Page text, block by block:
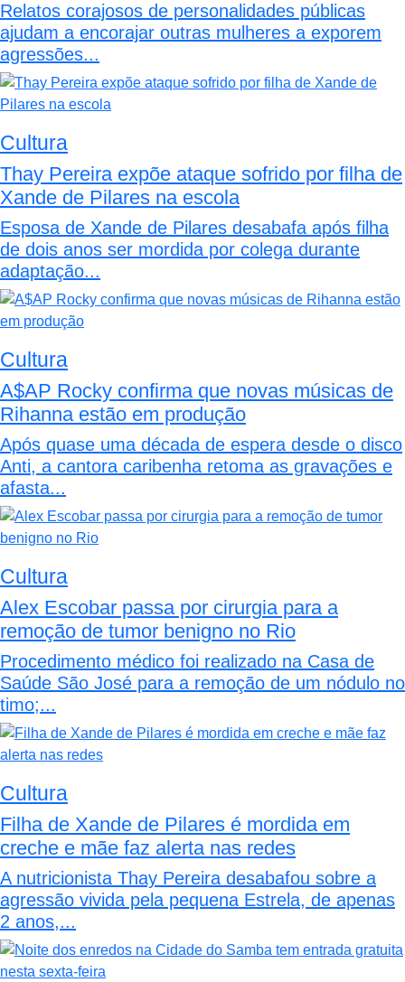
Relatos corajosos de personalidades públicas
ajudam a encorajar outras mulheres a exporem
agressões...
Cultura
Thay Pereira expõe ataque sofrido por filha de
Xande de Pilares na escola
Esposa de Xande de Pilares desabafa após filha
de dois anos ser mordida por colega durante
adaptação...
Cultura
A$AP Rocky confirma que novas músicas de
Rihanna estão em produção
Após quase uma década de espera desde o disco
Anti, a cantora caribenha retoma as gravações e
afasta...
Cultura
Alex Escobar passa por cirurgia para a
remoção de tumor benigno no Rio
Procedimento médico foi realizado na Casa de
Saúde São José para a remoção de um nódulo no
timo;...
Cultura
Filha de Xande de Pilares é mordida em
creche e mãe faz alerta nas redes
A nutricionista Thay Pereira desabafou sobre a
agressão vivida pela pequena Estrela, de apenas
2 anos,...